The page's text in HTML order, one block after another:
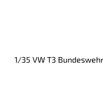
1/35 VW T3